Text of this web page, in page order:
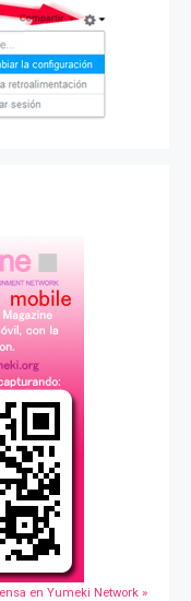
en Yumeki Network »